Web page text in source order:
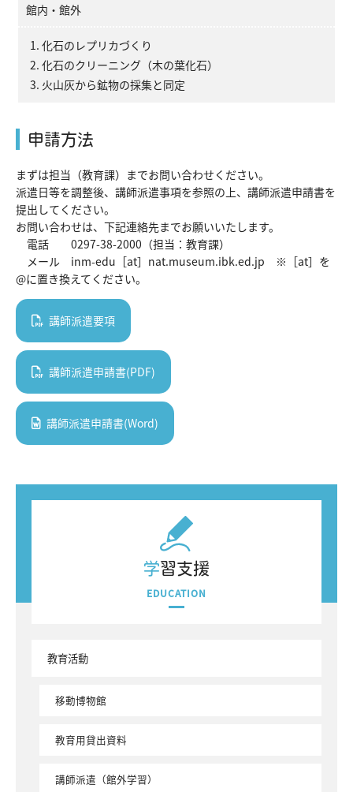
学習支援
EDUCATION
教育活動
移動博物館
教育用貸出資料
講師派遣（館外学習）
館内・館外
化石のレプリカづくり
化石のクリーニング（木の葉化石）
火山灰から鉱物の採集と同定
申請方法
まずは担当（教育課）までお問い合わせください。
派遣日等を調整後、講師派遣事項を参照の上、講師派遣申請書を
提出してください。
お問い合わせは、下記連絡先までお願いいたします。
電話 0297-38-2000（担当：教育課）
メール inm-edu［at］nat.museum.ibk.ed.jp ※［at］を
@に置き換えてください。
講師派遣要項
講師派遣申請書(PDF)
講師派遣申請書(Word)